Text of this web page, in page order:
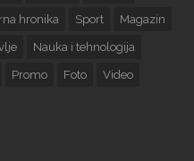
hronika Sport Magazin
Nauka i tehnologija
Promo Foto Video